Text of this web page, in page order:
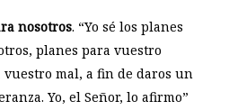
nosotros. “Yo sé los planes
planes para vuestro
mal, a fin de daros un
Yo, el Señor, lo afirmo”